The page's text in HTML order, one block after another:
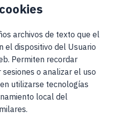
archivos de texto que el
el dispositivo del Usuario
Permiten recordar
o analizar el uso
utilizarse tecnologías
local del